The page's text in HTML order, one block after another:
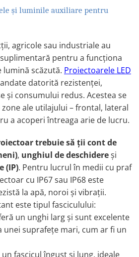
auto si
Avertizare
si
și luminile auxiliare pentru
agricole sau industriale au
pentru a funcționa
scăzută. Proiectoarele LED
datorită rezistenței,
și consumului redus. Acestea se
ale utilajului – frontal, lateral
a acoperi întreaga arie de lucru.
trebuie să ții cont de
, unghiul de deschidereși
(IP). Pentru lucrul în medii cu praf
cu IP67 sau IP68 este
la apă, noroi și vibrații.
este tipul fasciculului:
un unghi larg și sunt excelente
suprafețe mari, cum ar fi un
un fascicul îngust și lung, ideale